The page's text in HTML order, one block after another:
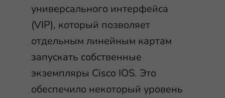
универсального интерфейса
(VIP), который позволяет
отдельным линейным картам
запускать собственные
экземпляры Cisco IOS. Это
обеспечило некоторый уровень